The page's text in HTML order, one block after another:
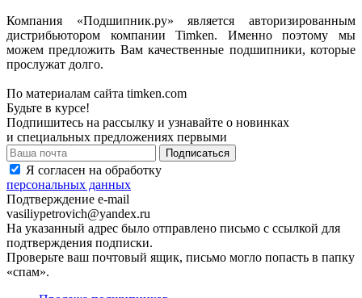
Компания «Подшипник.ру» является авторизированным
дистрибьютором компании Timken. Именно поэтому мы
можем предложить Вам качественные подшипники, которые
прослужат долго.
По материалам сайта timken.com
Будьте в курсе!
Подпишитесь на рассылку и узнавайте о новинках
и специальных предложениях первыми
Я согласен на обработку
персональных данных
Подтверждение e-mail
vasiliypetrovich@yandex.ru
На указанный адрес было отправлено письмо с ссылкой для
подтверждения подписки.
Проверьте ваш почтовый ящик, письмо могло попасть в папку
«спам».